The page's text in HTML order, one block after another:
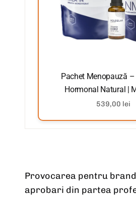
Pachet Menopauză –
Hormonal Natural |
539,00 lei
Provocarea pentru
aprobari din partea